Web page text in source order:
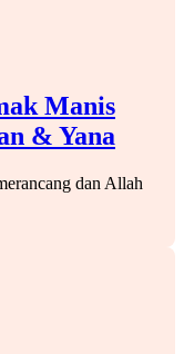
Manis
& Yana
dan Allah